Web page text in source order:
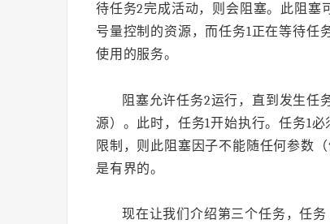
待任务2完成活动，则会阻塞。此阻塞
号量控制的资源，而任务1正在等待任
使用的服务。
阻塞允许任务2运行，直到发生任
源）。此时，任务1开始执行。任务1
限制，则此阻塞因子不能随任何参数
是有界的。
现在让我们介绍第三个任务，任